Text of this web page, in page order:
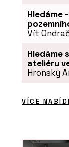
Vít
Hledáme
ateliéru
Hronský
VÍCE